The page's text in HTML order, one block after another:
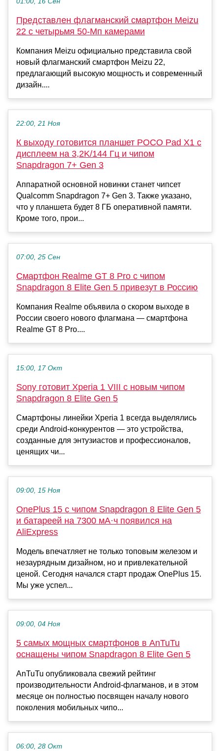
Представлен флагманский смартфон Meizu
22 с четырьмя 50-Мп камерами
Компания Meizu официально представила свой
новый флагманский смартфон Meizu 22,
предлагающий высокую мощность и современный
дизайн....
22:00, 21 Ноя
К выходу готовится планшет POCO Pad X1 с
дисплеем на 3,2K/144 Гц и чипом
Snapdragon 7+ Gen 3
Аппаратной основной новинки станет чипсет
Qualcomm Snapdragon 7+ Gen 3. Также указано,
что у планшета будет 8 ГБ оперативной памяти.
Кроме того, прои...
07:00, 25 Сен
Смартфон Realme GT 8 Pro с чипом
Snapdragon 8 Elite Gen 5 привезут в Россию
Компания Realme объявила о скором выходе в
России своего нового флагмана — смартфона
Realme GT 8 Pro....
15:00, 17 Окт
Sony готовит Xperia 1 VIII с новым чипом
Snapdragon 8 Elite Gen 5
Смартфоны линейки Xperia 1 всегда выделялись
среди Android-конкурентов — это устройства,
созданные для энтузиастов и профессионалов,
ценящих чи...
09:00, 15 Ноя
OnePlus 15 с чипом Snapdragon 8 Elite Gen 5
и батареей на 7300 мА·ч появился на
AliExpress
Модель впечатляет не только топовым железом и
незаурядным дизайном, но и привлекательной
ценой. Сегодня начался старт продаж OnePlus 15.
Мы уже успел...
09:00, 04 Ноя
5 самых мощных смартфонов в AnTuTu
оснащены чипом Snapdragon 8 Elite Gen 5
AnTuTu опубликовала свежий рейтинг
производительности Android-флагманов, и в этом
месяце он полностью посвящен началу нового
поколения мобильных чипо...
06:00, 28 Окт